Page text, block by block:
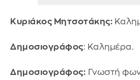
Κυριάκος Μητσοτάκης:
Δημοσιογράφος: Καλημέρα.
Δημοσιογράφος: Γνωστή